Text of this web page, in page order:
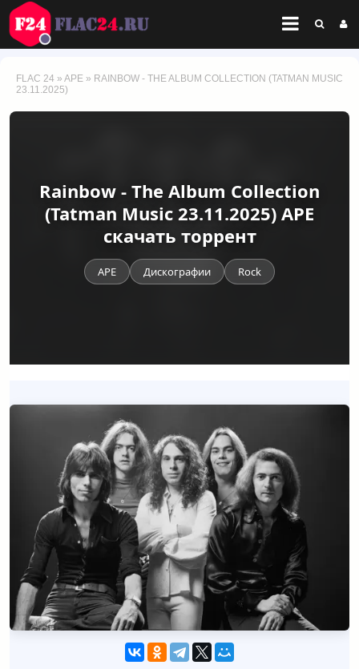
FLAC 24 » APE » RAINBOW - THE ALBUM COLLECTION (TATMAN MUSIC
23.11.2025)
Rainbow - The Album Collection
(Tatman Music 23.11.2025) APE
скачать торрент
APE Дискографии Rock